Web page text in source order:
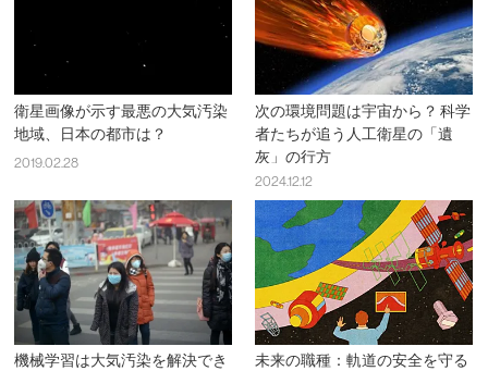
衛星画像が示す最悪の大気汚染
地域、日本の都市は？
2019.02.28
次の環境問題は宇宙から？ 科学
者たちが追う人工衛星の「遺
灰」の行方
2024.12.12
機械学習は大気汚染を解決でき
未来の職種：軌道の安全を守る